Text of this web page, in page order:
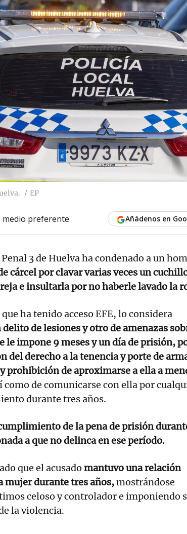
EP
medio preferente Añádenos en
3 de Huelva ha condenado a un
cárcel por clavar varias veces un
e insultarla por no haberle lavado la
ha tenido acceso EFE, lo considera
de lesiones y otro de amenazas
le impone 9 meses y un día de prisión,
del derecho a la tenencia y porte de
prohibición de aproximarse a ella a
como de comunicarse con ella por
durante tres años.
de la pena de prisión
a que no delinca en ese período.
que el acusado mantuvo una relación
mujer durante tres años,mostrándose
celoso y controlador e imponiendo
la violencia.